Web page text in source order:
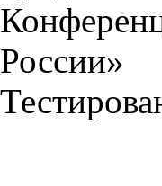
России»